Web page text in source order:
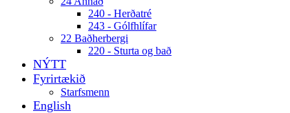
240 - Herðatré
243 - Gólfhlífar
22 Baðherbergi
220 - Sturta og bað
NÝTT
Fyrirtækið
Starfsmenn
English